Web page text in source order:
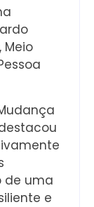
Meio
de uma
e